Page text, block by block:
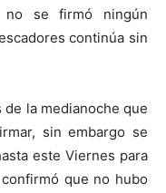
no se firmó ningún
continúa sin
la medianoche que
sin embargo se
este Viernes para
que no hubo